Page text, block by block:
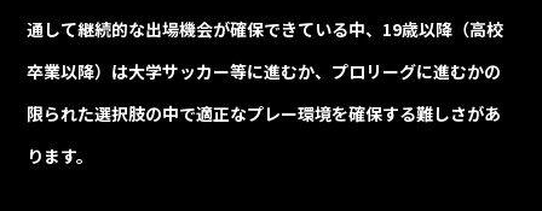
通して継続的な出場機会が確保できている中、19歳以降（高校
卒業以降）は大学サッカー等に進むか、プロリーグに進むかの
限られた選択肢の中で適正なプレー環境を確保する難しさがあ
ります。